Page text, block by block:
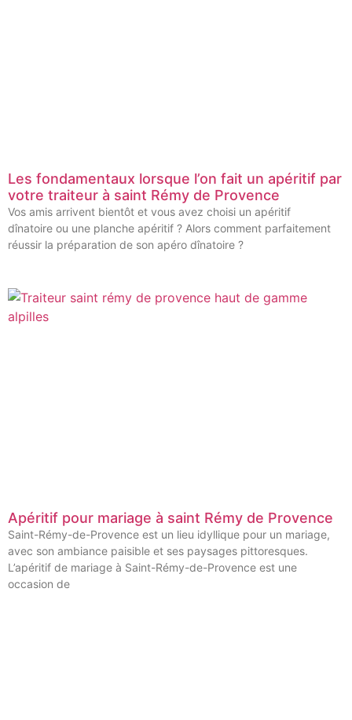
Les fondamentaux lorsque l’on fait un apéritif par
votre traiteur à saint Rémy de Provence
Vos amis arrivent bientôt et vous avez choisi un apéritif
dînatoire ou une planche apéritif ? Alors comment parfaitement
réussir la préparation de son apéro dînatoire ?
Apéritif pour mariage à saint Rémy de Provence
Saint-Rémy-de-Provence est un lieu idyllique pour un mariage,
avec son ambiance paisible et ses paysages pittoresques.
L’apéritif de mariage à Saint-Rémy-de-Provence est une
occasion de